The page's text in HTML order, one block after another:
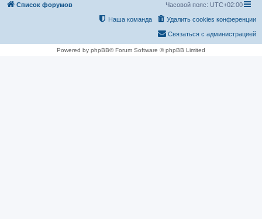
Список форумов Часовой пояс: UTC+02:00
Удалить cookies конференции
Наша команда
Связаться с администрацией
Powered by phpBB® Forum Software © phpBB Limited